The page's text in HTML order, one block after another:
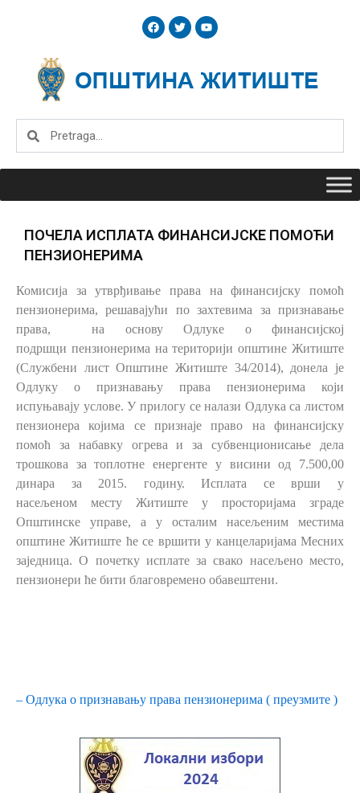
F
a
c
o
o
T
w
i
e
r
Y
o
u
b
e
Search
ПОЧЕЛА ИСПЛАТА ФИНАНСИЈСКЕ ПОМОЋИ
ПЕНЗИОНЕРИМА
Комисија за утврђивање права на финансијску помоћ
пензионерима, решавајући позахтевима за признавање
права, на основу Одлуке о финансијској
подршци пензионерима на територији општине Житиште
(Службени лист Општине Житиште 34/2014), донела је
Одлуку о признавању права пензионерима који
испуњавају услове.У прилогу се налази Одлука са листом
пензионера којима се признаје право на финансијску
помоћ за набавку огрева и за субвенционисање дела
трошкова за топлотнеенергенте у висини од 7.500,00
динара за 2015. годину. Исплата се врши у
насељеном месту Житиште у просторијама зграде
Општинске управе, а у осталим насељеним местима
општине Житиште ће се вршити у канцеларијама Месних
заједница. О почетку исплате за свако насељено место,
пензионери ће бити благовремено обавештени.
– Одлука о признавању права пензионерима ( преузмите )